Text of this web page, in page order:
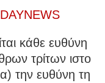
κάθε ευθύνη
τρίτων ιστο
την ευθύνη τη